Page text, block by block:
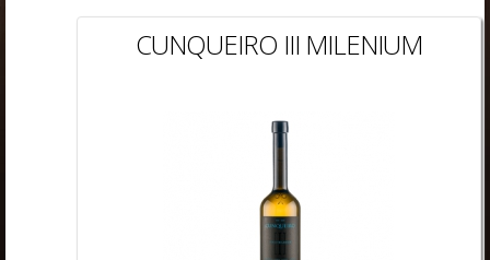
CUNQUEIRO III MILENIUM